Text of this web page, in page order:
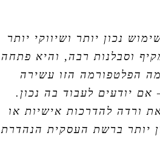
נכון יותר ושיווקי יותר
וסבלנות רבה, והיא פתחה
הפלטפורמה הזו עשירה
אם יודעים לעבוד בה נכון.
ורדה להדרכות אישיות או
יותר ברשת העסקית הנהדרת